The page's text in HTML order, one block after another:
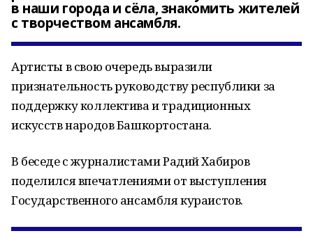
в наши города и сёла, знакомить жителей
с творчеством ансамбля.
Артисты в свою очередь выразили
признательность руководству республики за
поддержку коллектива и традиционных
искусств народов Башкортостана.
В беседе с журналистами Радий Хабиров
поделился впечатлениями от выступления
Государственного ансамбля кураистов.